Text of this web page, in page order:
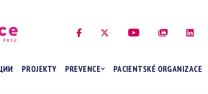
PROJEKTY PREVENCE PACIENTSKÉ ORGANIZACE